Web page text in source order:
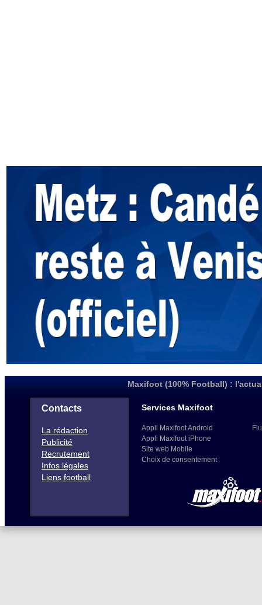
Maxifoot (100% Football) :
Contacts
La rédaction
Publicité
Recrutement
Infos légales
Liens football
Services Maxifoot
Appli Maxifoot Android
Appli Maxifoot iPhone
Site web Mobile
Choix de consentement